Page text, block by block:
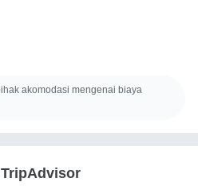
akomodasi mengenai biaya